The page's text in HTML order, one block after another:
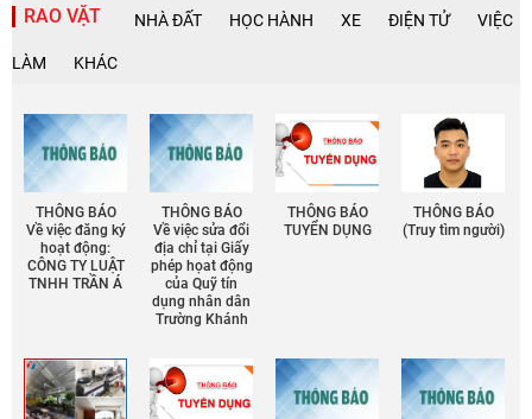
RAO VẶT NHÀ ĐẤT HỌC HÀNH XE ĐIỆN TỬ VIỆC
LÀM KHÁC
THÔNG BÁO
Về việc đăng ký
hoạt động:
CÔNG TY LUẬT
TNHH TRẦN Á
THÔNG BÁO
Về việc sửa đổi
địa chỉ tại Giấy
phép họat động
của Quỹ tín
dụng nhân dân
Trường Khánh
THÔNG BÁO
TUYỂN DỤNG
THÔNG BÁO
(Truy tìm người)